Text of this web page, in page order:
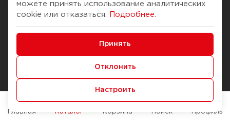
О компании
История Компании
Журнал
Наши марки
Брендирование
Помощь
Доставка и оплата
Способы оплаты
Служба контроля качества
можете принять использование аналитических
cookie или отказаться.
Подробнее
Принять
Отклонить
Настроить
Главная Каталог Корзина Поиск Профиль